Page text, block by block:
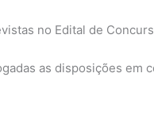
no Edital de
as disposições em